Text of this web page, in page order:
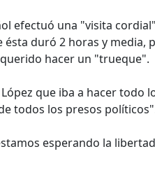
efectuó una "visita
duró 2 horas y media,
hacer un "trueque".
que iba a hacer todo
todos los presos
esperando la